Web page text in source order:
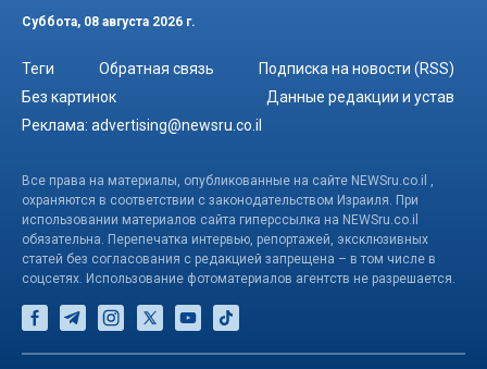
Суббота, 08 августа 2026 г.
Теги Обратная связь
Подписка на новости (RSS)
Без картинок
Данные редакции и устав
Реклама: advertising@newsru.co.il
Все права на материалы, опубликованные на сайте NEWSru.co.il ,
охраняются в соответствии с законодательством Израиля. При
использовании материалов сайта гиперссылка на NEWSru.co.il
обязательна. Перепечатка интервью, репортажей, эксклюзивных
статей без согласования с редакцией запрещена – в том числе в
соцсетях. Использование фотоматериалов агентств не разрешается.